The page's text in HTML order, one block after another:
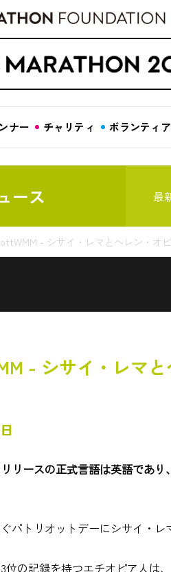
ナー チャリティ ボランティア
ース 最
- シサイ・レマとヘレン・オ
- シサイ・レマ
リースの正式言語は英語であ
パトリオットデーにシサイ・
位の記録を持つエチオピア人は